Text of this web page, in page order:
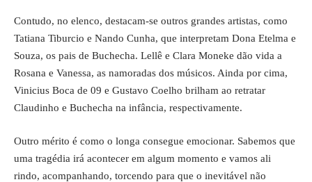
Contudo, no elenco, destacam-se outros grandes artistas, como
Tatiana Tiburcio e Nando Cunha, que interpretam Dona Etelma e
Souza, os pais de Buchecha. Lellê e Clara Moneke dão vida a
Rosana e Vanessa, as namoradas dos músicos. Ainda por cima,
Vinicius Boca de 09 e Gustavo Coelho brilham ao retratar
Claudinho e Buchecha na infância, respectivamente.
Outro mérito é como o longa consegue emocionar. Sabemos que
uma tragédia irá acontecer em algum momento e vamos ali
rindo, acompanhando, torcendo para que o inevitável não